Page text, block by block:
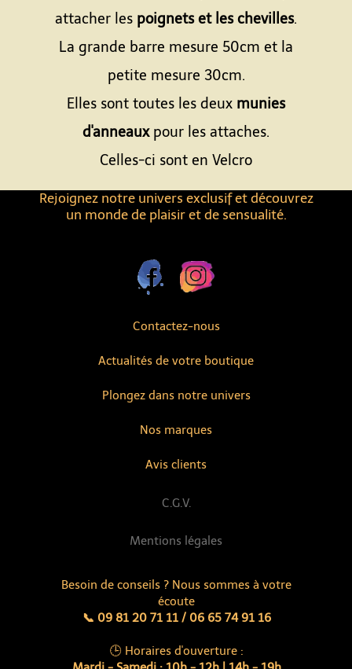
Contactez-nous
Actualités de votre boutique
Avis clients
Nos marques
Rejoignez notre univers exclusif et découvrez
un monde de plaisir et de sensualité.
Besoin de conseils ? Nous sommes à votre
écoute
📞 09 81 20 71 11 / 06 65 74 91 16
🕒 Horaires d'ouverture :
Plongez dans notre univers
Mentions légales
C.G.V.
attacher les poignets et les chevilles.
La grande barre mesure 50cm et la
petite mesure 30cm.
Elles sont toutes les deux munies
d'anneauxpour les attaches.
Celles-ci sont en Velcro